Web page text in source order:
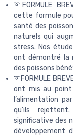
➰FORMULE
cette formule
santé des
naturels qui
stress. Nos
ont démontré la
des poissons
➰FORMULE
ont mis au
l’alimentation
qu’ils
significative des
développement